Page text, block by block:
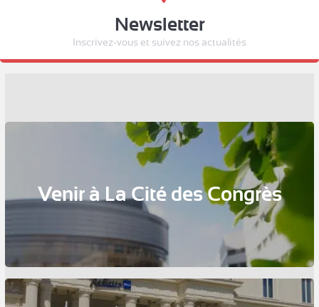
Newsletter
Inscrivez-vous et suivez nos actualités
Venir à La Cité des Congrès